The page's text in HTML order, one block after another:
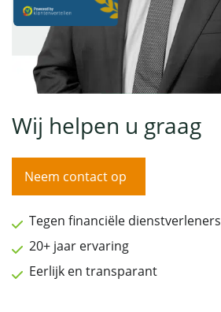
Wij helpen u graag
Neem contact op
Tegen financiële dienstverleners
20+ jaar ervaring
Eerlijk en transparant